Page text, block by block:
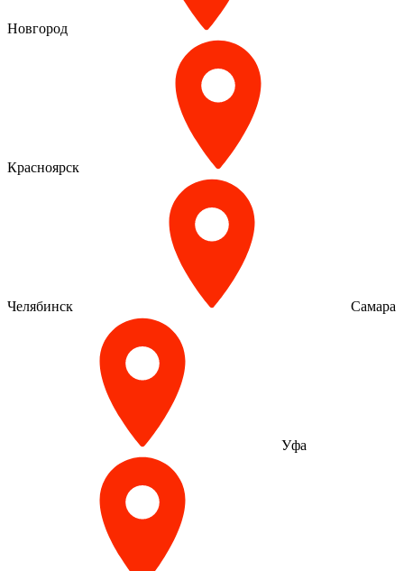
Новгород
Красноярск
Челябинск Самара
Уфа